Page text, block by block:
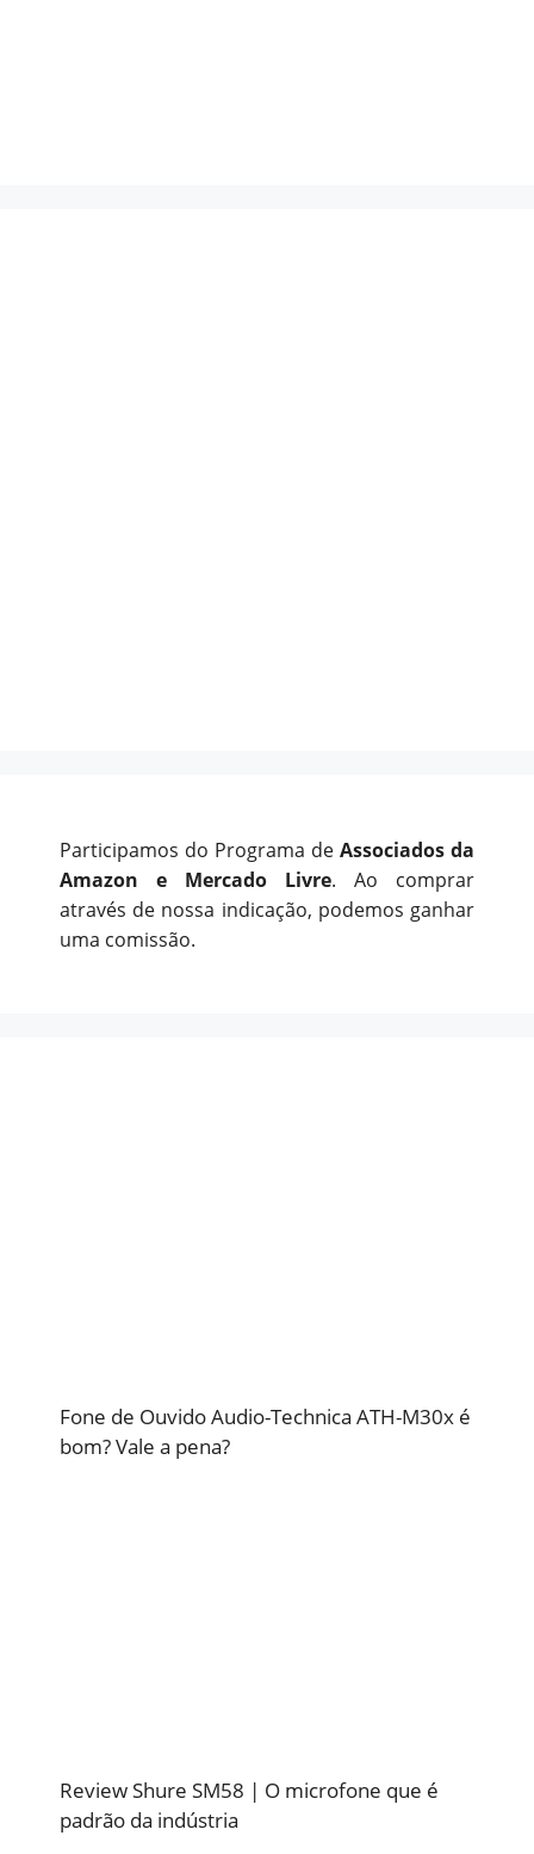
Participamos do Programa de Associados da
Amazon e Mercado Livre. Ao comprar
através de nossa indicação, podemos ganhar
uma comissão.
Fone de Ouvido Audio-Technica ATH-M30x é
bom? Vale a pena?
Review Shure SM58 | O microfone que é
padrão da indústria